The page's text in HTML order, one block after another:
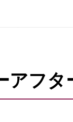
アフタ